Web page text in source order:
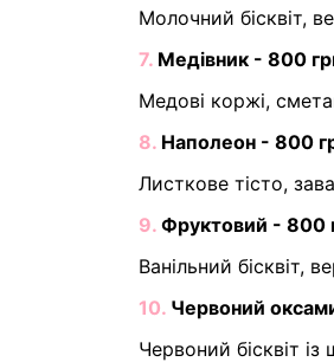
Молочний бісквіт,
7. Медівник - 800
Медові коржі,
8. Наполеон - 800
Листкове тісто,
9. Фруктовий - 800
Ванільний бісквіт,
10. Червоний
Червоний бісквіт